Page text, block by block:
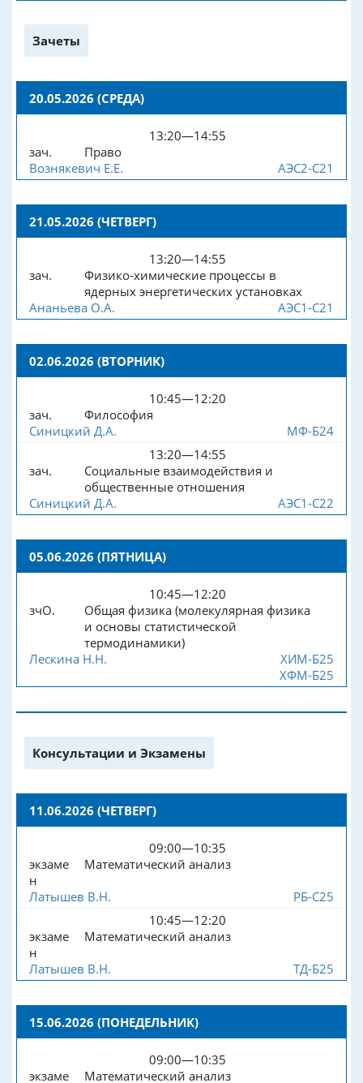
Зачеты
20.05.2026 (СРЕДА)
13:20—14:55
зач.
Право
Вознякевич Е.Е.
АЭС2-С21
21.05.2026 (ЧЕТВЕРГ)
13:20—14:55
зач.
Физико-химические процессы в
ядерных энергетических установках
Ананьева О.А.
АЭС1-С21
02.06.2026 (ВТОРНИК)
10:45—12:20
зач.
Философия
Синицкий Д.А.
МФ-Б24
13:20—14:55
зач.
Социальные взаимодействия и
общественные отношения
Синицкий Д.А.
АЭС1-С22
05.06.2026 (ПЯТНИЦА)
10:45—12:20
зчО.
Общая физика (молекулярная физика
и основы статистической
термодинамики)
Лескина Н.Н.
ХИМ-Б25
ХФМ-Б25
Консультации и Экзамены
11.06.2026 (ЧЕТВЕРГ)
09:00—10:35
экзаме
н
Математический анализ
Латышев В.Н.
РБ-С25
10:45—12:20
экзаме
н
Математический анализ
Латышев В.Н.
ТД-Б25
15.06.2026 (ПОНЕДЕЛЬНИК)
09:00—10:35
экзаме
Математический анализ